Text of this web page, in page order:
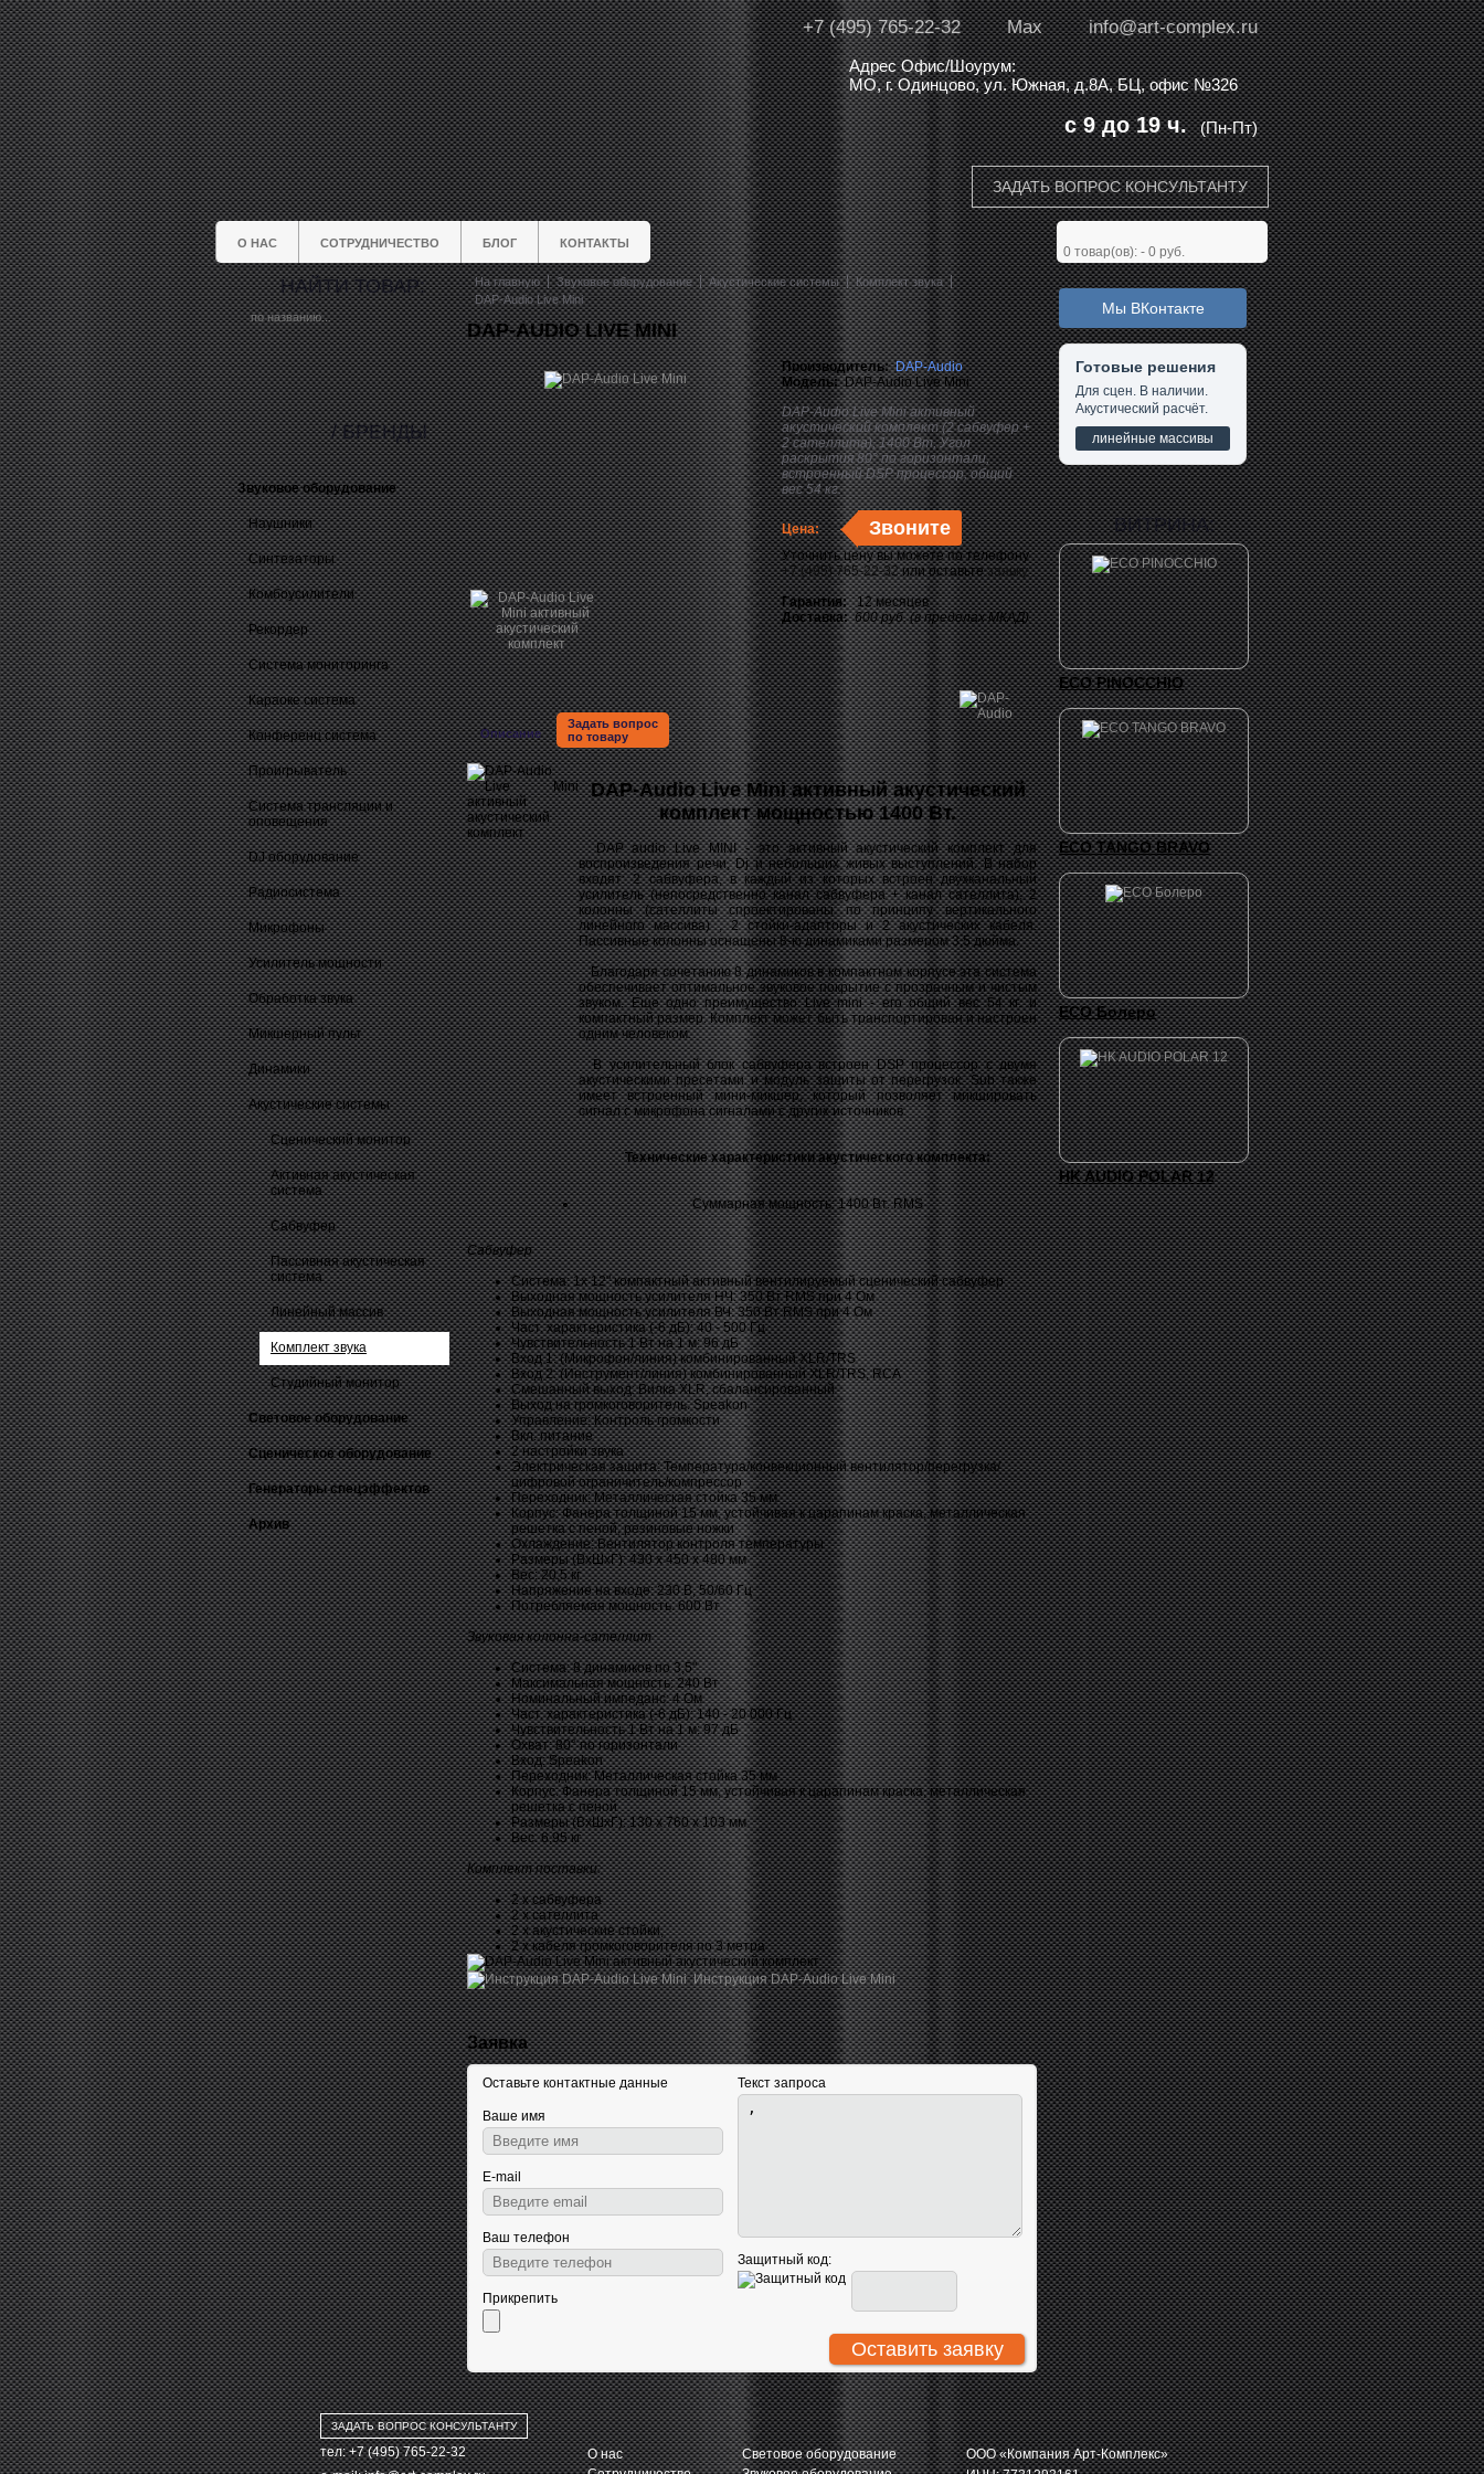
info@art-complex.ru
Max
+7 (495) 765-22-32
Адрес Офис/Шоурум:
МО, г. Одинцово, ул. Южная, д.8А, БЦ, офис №326
(Пн-Пт)
с 9 до 19 ч.
ЗАДАТЬ ВОПРОС КОНСУЛЬТАНТУ
О НАС СОТРУДНИЧЕСТВО БЛОГ КОНТАКТЫ
0 товар(ов): - 0 руб.
НАЙТИ ТОВАР:
Звуковое оборудование
Наушники
Синтезаторы
Комбоусилители
Рекордер
Система мониторинга
Караоке система
Конференц система
Проигрыватель
Система трансляции и
оповещения
DJ оборудование
Радиосистема
Микрофоны
Усилитель мощности
Обработка звука
Микшерный пульт
Динамики
Акустические системы
Сценический монитор
Активная акустическая
система
Сабвуфер
Пассивная акустическая
система
Линейный массив
Комплект звука
Студийный монитор
Световое оборудование
Сценическое оборудование
Генераторы спецэффектов
Архив
/ БРЕНДЫ
На главную Звуковое оборудование Акустические системы
Комплект звука
DAP-Audio Live Mini
DAP-AUDIO LIVE MINI
Производитель: DAP-Audio
Модель:DAP-Audio Live Mini
DAP-Audio Live Mini активный
акустический комплект (2 сабвуфер +
2 сателлита), 1400 Вт, Угол
раскрытия 80° по горизонтали,
встроенный DSP процессор, общий
вес 54 кг.
Цена: Звоните
Уточнить цену вы можете по телефону
+7 (495) 765-22-32или оставьтезаявку
Гарантия:12 месяцев
Доставка: 600 руб. (в пределах МКАД)
Описание
Задать вопрос
по товару
DAP-Audio Live Mini активный акустический
комплект мощностью 1400 Вт.
DAP audio Live MINI - это активный акустический комплект для
воспроизведения речи, Dj и небольших живых выступлений. В набор
входят: 2 сабвуфера, в каждый из которых встроен двухканальный
усилитель (непосредственно канал сабвуфера + канал сателлита), 2
колонны (сателлиты спроектированы по принципу вертикального
линейного массива) , 2 стойки-адапторы и 2 акустических кабеля.
Пассивные колонны оснащены 8-ю динамиками размером 3,5 дюйма.
Благодаря сочетанию 8 динамиков в компактном корпусе эта система
обеспечивает оптимальное звуковое покрытие с прозрачным и чистым
звуком. Еще одно преимущество Live mini - его общий вес 54 кг. и
компактный размер. Комплект может быть транспортирован и настроен
одним человеком.
В усилительный блок сабвуфера встроен DSP процессор с двумя
акустическими пресетами и модуль защиты от перегрузок. Sub также
имеет встроенный мини-микшер, который позволяет микшировать
сигнал с микрофона сигналами с других источников.
Технические характеристики акустического комплекта:
Суммарная мощность: 1400 Вт. RMS
Сабвуфер
Система: 1x 12" компактный активный вентилируемый сценический сабвуфер
Выходная мощность усилителя НЧ: 350 Вт RMS при 4 Ом
Выходная мощность усилителя ВЧ: 350 Вт RMS при 4 Ом
Част. характеристика (-6 дБ): 40 - 500 Гц
Чувствительность 1 Вт на 1 м: 96 дБ
Вход 1: (Микрофон/линия) комбинированный XLR/TRS
Вход 2: (Инструмент/линия) комбинированный XLR/TRS, RCA
Смешанный выход: Вилка XLR, сбалансированный
Выход на громкоговоритель: Speakon
Управление: Контроль громкости
Вкл. питание
2 настройки звука
Электрическая защита: Температура/конвекционный вентилятор/перегрузка/
цифровой ограничитель/компрессор
Переходник: Металлическая стойка 35 мм
Корпус: Фанера толщиной 15 мм, устойчивая к царапинам краска, металлическая
решетка с пеной, резиновые ножки
Охлаждение: Вентилятор контроля температуры
Размеры (ВxШxГ): 430 х 450 х 480 мм
Вес: 20,5 кг
Напряжение на входе: 230 В, 50/60 Гц
Потребляемая мощность: 600 Вт
Звуковая колонна-сателлит
Система: 8 динамиков по 3,5"
Максимальная мощность: 240 Вт
Номинальный импеданс: 4 Ом
Част. характеристика (-6 дБ): 140 - 20 000 Гц
Чувствительность 1 Вт на 1 м: 97 дБ
Охват: 80° по горизонтали
Вход: Speakon
Переходник: Металлическая стойка 35 мм
Корпус: Фанера толщиной 15 мм, устойчивая к царапинам краска, металлическая
решетка с пеной
Размеры (ВxШxГ): 130 х 760 х 103 мм
Вес: 6,95 кг
Комплект поставки:
2 х сабвуфера
2 х сателлита
2 x акустические стойки,
2 x кабеля громкоговорителя по 3 метра
Инструкция DAP-Audio Live Mini
Заявка
Оставьте контактные данные
Ваше имя
E-mail
Ваш телефон
Прикрепить
Текст запроса
Защитный код:
Мы ВКонтакте
Готовые решения
Для сцен. В наличии.
Акустический расчёт.
линейные массивы
ВИТРИНА:
ECO PINOCCHIO
ECO TANGO BRAVO
ECO Болеро
HK AUDIO POLAR 12
ЗАДАТЬ ВОПРОС КОНСУЛЬТАНТУ
тел: +7 (495) 765-22-32
О нас
Световое оборудование
ООО «Компания Арт-Комплекс»